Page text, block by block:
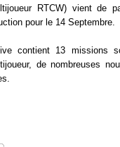
RTCW) vient de
pour le 14 Septembre.
contient 13 missions
de nombreuses